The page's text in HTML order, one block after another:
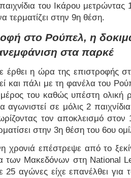
του Ικάρου
τερματίζει στην 9η θέση.
στο Ρούπελ, η
στα παρκέ
έρθει η ώρα της επιστροφής
και πάλι με τη φανέλα του
του καθώς υπέστη ολική
αγωνιστεί σε μόλις 2
τον αποκλεισμό
στην 3η θέση του 6ου
χρονιά επέστρεψε από το
των Μακεδόνων στη National
25 αγώνες είχε επανέλθει